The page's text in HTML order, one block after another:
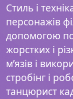
Стиль і
персонажів
допомогою
жорстких і
м’язів і
стробінг і
танцюрист